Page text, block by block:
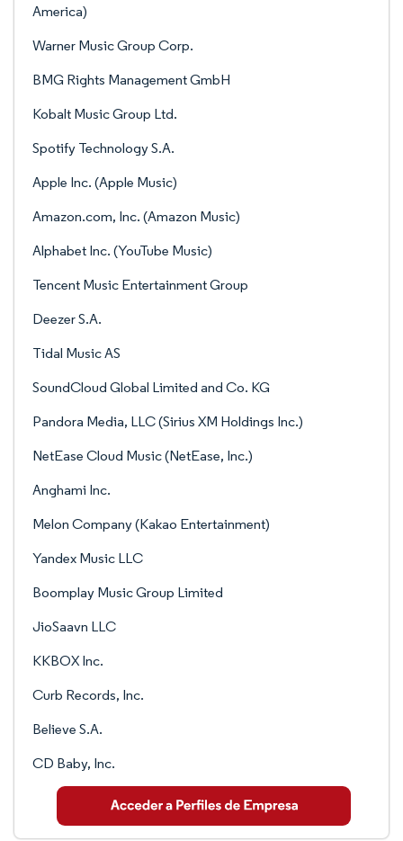
America)
Warner Music Group Corp.
BMG Rights Management GmbH
Kobalt Music Group Ltd.
Spotify Technology S.A.
Apple Inc. (Apple Music)
Amazon.com, Inc. (Amazon Music)
Alphabet Inc. (YouTube Music)
Tencent Music Entertainment Group
Deezer S.A.
Tidal Music AS
SoundCloud Global Limited and Co. KG
Pandora Media, LLC (Sirius XM Holdings Inc.)
NetEase Cloud Music (NetEase, Inc.)
Anghami Inc.
Melon Company (Kakao Entertainment)
Yandex Music LLC
Boomplay Music Group Limited
JioSaavn LLC
KKBOX Inc.
Curb Records, Inc.
Believe S.A.
CD Baby, Inc.